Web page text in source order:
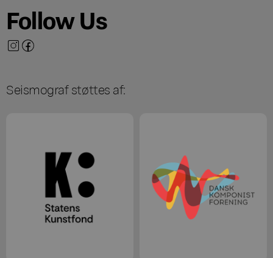
Follow Us
Seismograf støttes af: